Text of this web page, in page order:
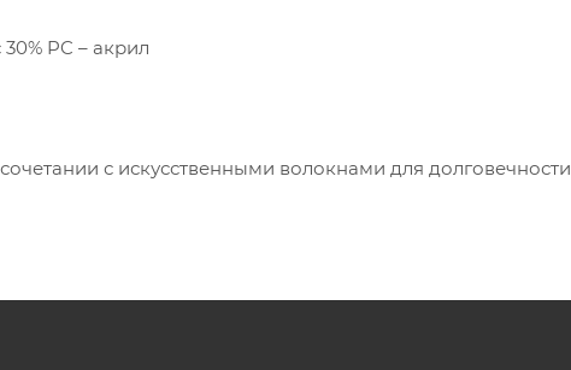
PC – акрил
с искусственными волокнами для долговечности